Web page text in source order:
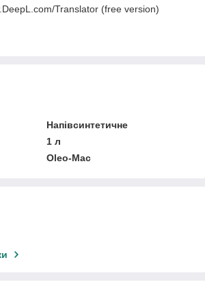
Translator (free version)
Напівсинтетичне
1 л
Oleo-Mac